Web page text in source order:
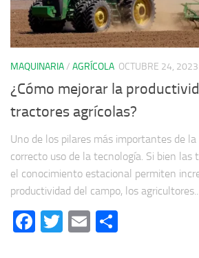
MAQUINARIA/ AGRÍCOLA OCTUBRE 24, 2023
¿Cómo mejorar la
tractores agrícolas?
Uno de los pilares más importantes de la
correcto uso de la tecnología. Si bien las
el conocimiento estacional permiten
productividad del campo, los agricultores...
Facebook
Twitter
Email